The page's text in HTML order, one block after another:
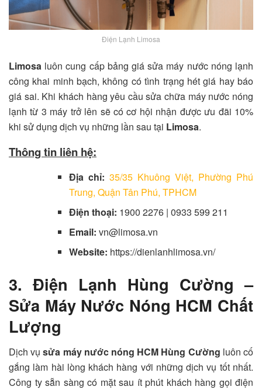
Điện Lạnh Limosa
Limosa luôn cung cấp bảng giá sửa máy nước nóng lạnh
công khai minh bạch, không có tình trạng hét giá hay báo
giá sai. Khi khách hàng yêu cầu sửa chữa máy nước nóng
lạnh từ 3 máy trở lên sẽ có cơ hội nhận được ưu đãi 10%
khi sử dụng dịch vụ những lần sau tại Limosa.
Thông tin liên hệ:
Địa chỉ: 35/35 Khuông Việt, Phường Phú
Trung, Quận Tân Phú, TPHCM
Điện thoại: 1900 2276 | 0933 599 211
Email: vn@limosa.vn
Website: https://dienlanhlimosa.vn/
3. Điện Lạnh Hùng Cường –
Sửa Máy Nước Nóng HCM Chất
Lượng
Dịch vụsửa máy nước nóng HCM Hùng Cường luôn cố
gắng làm hài lòng khách hàng với những dịch vụ tốt nhất.
Công ty sẵn sàng có mặt sau ít phút khách hàng gọi điện